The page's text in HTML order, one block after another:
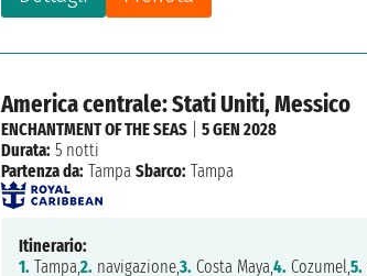
America centrale: Stati Uniti, Messico
ENCHANTMENT OF THE SEAS |5 GEN 2028
Durata: 5 notti
Partenza da: Tampa Sbarco: Tampa
Itinerario:
1. Tampa,2. navigazione,3. Costa Maya,4. Cozumel,5.